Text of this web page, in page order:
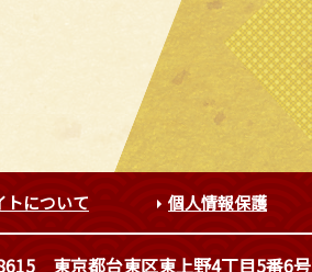
トについて 個人情報保護
東京都台東区東上野4丁目5番6号